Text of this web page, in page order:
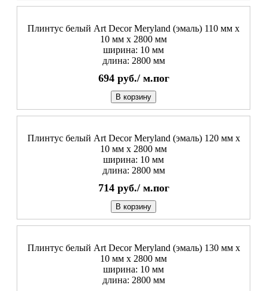
Плинтус белый Art Decor Meryland (эмаль) 110 мм х
10 мм х 2800 мм
ширина: 10 мм
длина: 2800 мм
694 руб./ м.пог
В корзину
Плинтус белый Art Decor Meryland (эмаль) 120 мм х
10 мм х 2800 мм
ширина: 10 мм
длина: 2800 мм
714 руб./ м.пог
В корзину
Плинтус белый Art Decor Meryland (эмаль) 130 мм х
10 мм х 2800 мм
ширина: 10 мм
длина: 2800 мм